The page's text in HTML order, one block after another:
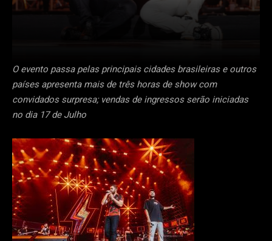
O evento passa pelas principais cidades brasileiras e outros
países apresenta mais de três horas de show com
convidados surpresa; vendas de ingressos serão iniciadas
no dia 17 de Julho